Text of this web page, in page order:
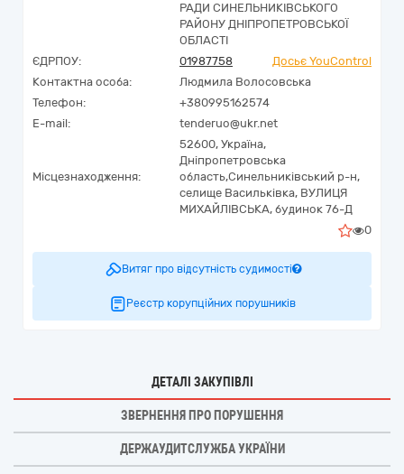
РАДИ СИНЕЛЬНИКІВСЬКОГО
РАЙОНУ ДНІПРОПЕТРОВСЬКОЇ
ОБЛАСТІ
ЄДРПОУ:
01987758
Досьє YouControl
Контактна особа:
Людмила Волосовська
Телефон:
+380995162574
E-mail:
tenderuo@ukr.net
Місцезнаходження:
52600, Україна,
Дніпропетровська
область,Синельниківський р-н,
селище Васильківка, ВУЛИЦЯ
МИХАЙЛІВСЬКА, будинок 76-Д
0
Витяг про відсутність судимості
Реєстр корупційних порушників
ДЕТАЛІ ЗАКУПІВЛІ
ЗВЕРНЕННЯ ПРО ПОРУШЕННЯ
ДЕРЖАУДИТСЛУЖБА УКРАЇНИ